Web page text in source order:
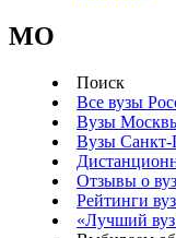
MO
Поиск
Все вузы
Вузы
Вузы Санкт-
Отзывы о
Рейтинги
«Лучший